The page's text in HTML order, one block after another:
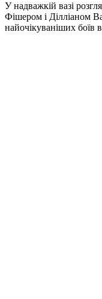
У надважкій вазі
Фішером і Ділліаном
найочікуваніших боїв